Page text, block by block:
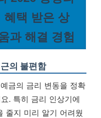
혜택 받은 상
과 해결 경험
의 불편함
금의 금리 변동을 정확
. 특히 금리 인상기에
줄지 미리 알기 어려웠